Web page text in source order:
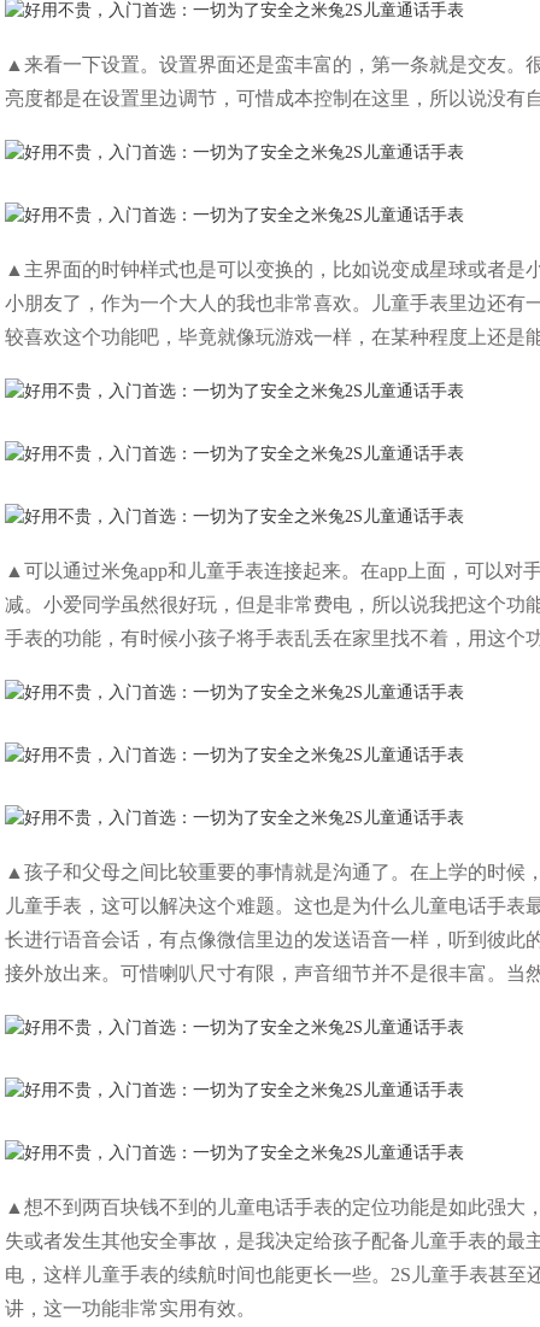
▲来看一下设置。设置界面还是蛮丰富的，第一条就是交友。
亮度都是在设置里边调节，可惜成本控制在这里，所以说没有
▲主界面的时钟样式也是可以变换的，比如说变成星球或者是
小朋友了，作为一个大人的我也非常喜欢。儿童手表里边还
较喜欢这个功能吧，毕竟就像玩游戏一样，在某种程度上还是
▲可以通过米兔app和儿童手表连接起来。在app上面，可以
减。小爱同学虽然很好玩，但是非常费电，所以说我把这个
手表的功能，有时候小孩子将手表乱丢在家里找不着，用这个
▲孩子和父母之间比较重要的事情就是沟通了。在上学的时候
儿童手表，这可以解决这个难题。这也是为什么儿童电话手
长进行语音会话，有点像微信里边的发送语音一样，听到彼
接外放出来。可惜喇叭尺寸有限，声音细节并不是很丰富。
▲想不到两百块钱不到的儿童电话手表的定位功能是如此强大
失或者发生其他安全事故，是我决定给孩子配备儿童手表的
电，这样儿童手表的续航时间也能更长一些。2S儿童手表甚
讲，这一功能非常实用有效。